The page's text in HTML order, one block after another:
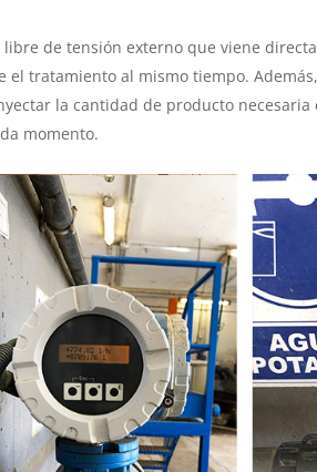
de tensión externo que viene
tratamiento al mismo tiempo.
la cantidad de producto
momento.